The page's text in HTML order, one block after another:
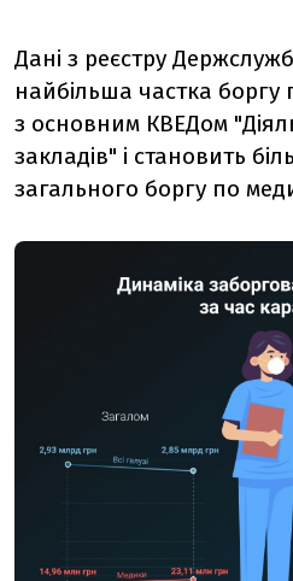
Дані з реєстру
найбільша частка
з основним КВЕДом
закладів" і становить
загального боргу по